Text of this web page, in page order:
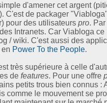
d'amener cet argent
C'est de packager
pour des utilisateurs pro. Par
Intranets. Car Viabloga ce
/ wiki. C'est aussi des
Power To the People.
très supérieure à celle
de features. Pour une offre
petits trous bien connus :
comme le mouvement se